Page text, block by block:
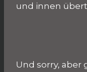
und innen
Und sorry, aber